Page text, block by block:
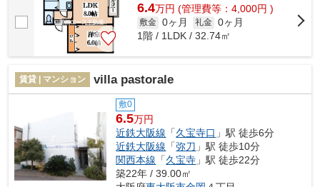
6.4万円 (管理費等：4,000円 )
敷金 0ヶ月 礼金 0ヶ月
1階 / 1LDK / 32.74㎡
賃貸 | マンション villa pastorale
敷0
6.5万円
近鉄大阪線 「久宝寺口 」駅 徒歩6分
近鉄大阪線 「弥刀 」駅 徒歩10分
関西本線 「久宝寺 」駅 徒歩22分
築22年 / 39.00㎡